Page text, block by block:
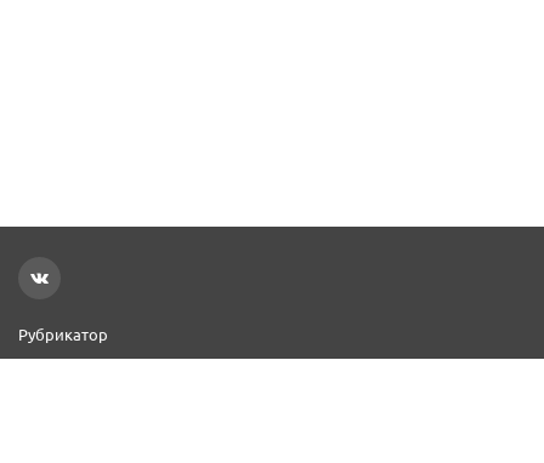
Рубрикатор